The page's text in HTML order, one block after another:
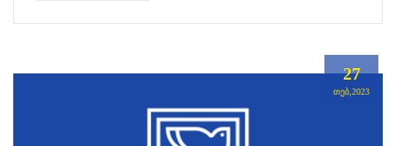
27
ᲗᲔᲑ,2023